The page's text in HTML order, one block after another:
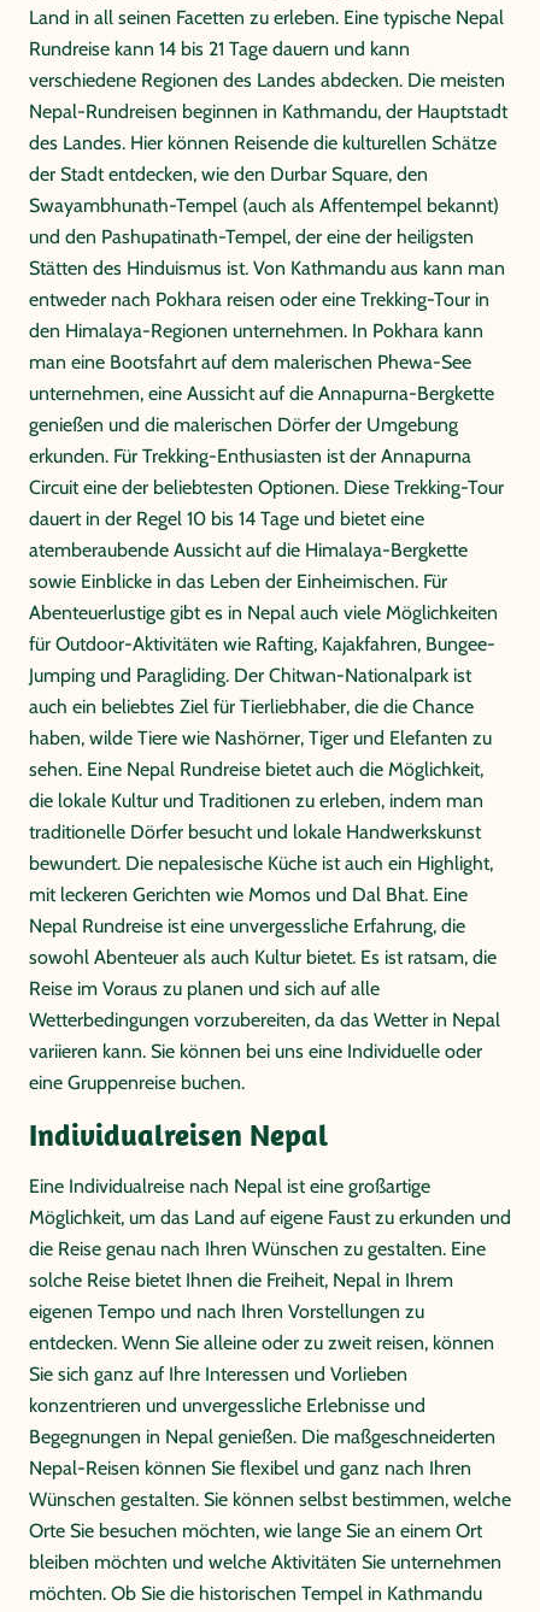
Land in all seinen Facetten zu erleben. Eine typische Nepal
Rundreise kann 14 bis 21 Tage dauern und kann
verschiedene Regionen des Landes abdecken. Die meisten
Nepal-Rundreisen beginnen in Kathmandu, der Hauptstadt
des Landes. Hier können Reisende die kulturellen Schätze
der Stadt entdecken, wie den Durbar Square, den
Swayambhunath-Tempel (auch als Affentempel bekannt)
und den Pashupatinath-Tempel, der eine der heiligsten
Stätten des Hinduismus ist. Von Kathmandu aus kann man
entweder nach Pokhara reisen oder eine Trekking-Tour in
den Himalaya-Regionen unternehmen. In Pokhara kann
man eine Bootsfahrt auf dem malerischen Phewa-See
unternehmen, eine Aussicht auf die Annapurna-Bergkette
genießen und die malerischen Dörfer der Umgebung
erkunden. Für Trekking-Enthusiasten ist der Annapurna
Circuit eine der beliebtesten Optionen. Diese Trekking-Tour
dauert in der Regel 10 bis 14 Tage und bietet eine
atemberaubende Aussicht auf die Himalaya-Bergkette
sowie Einblicke in das Leben der Einheimischen. Für
Abenteuerlustige gibt es in Nepal auch viele Möglichkeiten
für Outdoor-Aktivitäten wie Rafting, Kajakfahren, Bungee-
Jumping und Paragliding. Der Chitwan-Nationalpark ist
auch ein beliebtes Ziel für Tierliebhaber, die die Chance
haben, wilde Tiere wie Nashörner, Tiger und Elefanten zu
sehen. Eine Nepal Rundreise bietet auch die Möglichkeit,
die lokale Kultur und Traditionen zu erleben, indem man
traditionelle Dörfer besucht und lokale Handwerkskunst
bewundert. Die nepalesische Küche ist auch ein Highlight,
mit leckeren Gerichten wie Momos und Dal Bhat. Eine
Nepal Rundreise ist eine unvergessliche Erfahrung, die
sowohl Abenteuer als auch Kultur bietet. Es ist ratsam, die
Reise im Voraus zu planen und sich auf alle
Wetterbedingungen vorzubereiten, da das Wetter in Nepal
variieren kann. Sie können bei uns eine Individuelle oder
eine Gruppenreise buchen.
Individualreisen Nepal
Eine Individualreise nach Nepal ist eine großartige
Möglichkeit, um das Land auf eigene Faust zu erkunden und
die Reise genau nach Ihren Wünschen zu gestalten. Eine
solche Reise bietet Ihnen die Freiheit, Nepal in Ihrem
eigenen Tempo und nach Ihren Vorstellungen zu
entdecken. Wenn Sie alleine oder zu zweit reisen, können
Sie sich ganz auf Ihre Interessen und Vorlieben
konzentrieren und unvergessliche Erlebnisse und
Begegnungen in Nepal genießen. Die maßgeschneiderten
Nepal-Reisen können Sie flexibel und ganz nach Ihren
Wünschen gestalten. Sie können selbst bestimmen, welche
Orte Sie besuchen möchten, wie lange Sie an einem Ort
bleiben möchten und welche Aktivitäten Sie unternehmen
möchten. Ob Sie die historischen Tempel in Kathmandu